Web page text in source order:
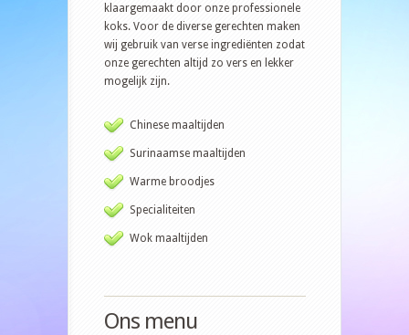
klaargemaakt door onze professionele
koks. Voor de diverse gerechten maken
wij gebruik van verse ingrediënten zodat
onze gerechten altijd zo vers en lekker
mogelijk zijn.
Chinese maaltijden
Surinaamse maaltijden
Warme broodjes
Specialiteiten
Wok maaltijden
Ons menu